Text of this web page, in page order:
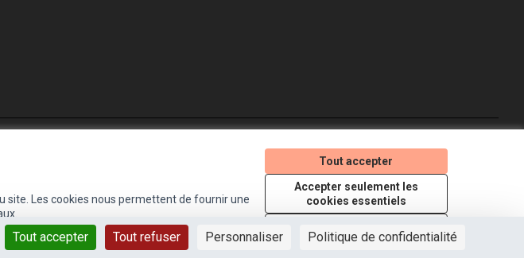
Tout accepter Tout refuser Personnaliser Politique de confidentialité
site. Les cookies nous permettent de fournir une
Tout accepter
Accepter seulement les
cookies essentiels
(Lien externe)
(Lien externe)
(Lien externe)
Licence Creative
(Lien externe)